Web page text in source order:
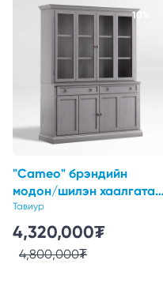
10%
"Cameo" брэндийн
модон/шилэн хаалгатай
өндөр шүүгэй
Тавиур
4,320,000₮
4,800,000₮